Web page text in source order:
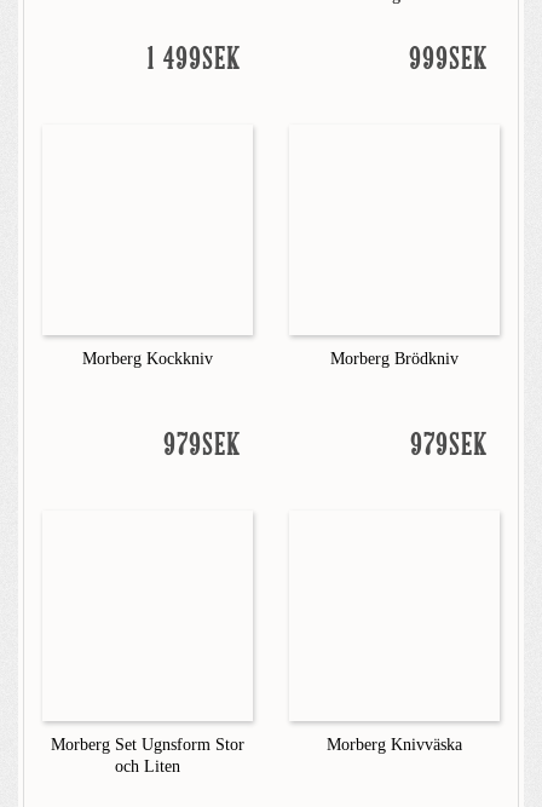
1 499SEK 999SEK
Morberg Kockkniv
979SEK
Morberg Brödkniv
979SEK
Morberg Set Ugnsform Stor
och Liten
Morberg Knivväska